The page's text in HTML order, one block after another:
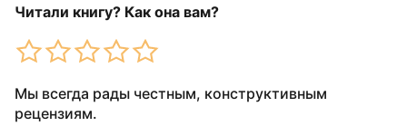
Читали книгу? Как она вам?
Мы всегда рады честным, конструктивным
рецензиям.